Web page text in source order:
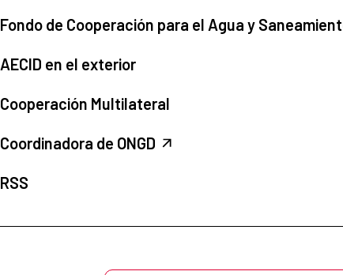
Fondo de Cooperación para el Agua y
AECID en el exterior
Cooperación Multilateral
Coordinadora de ONGD
RSS